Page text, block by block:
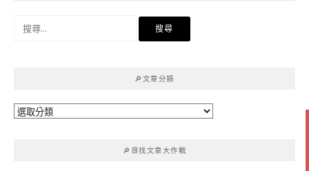
🔎文章分類
🔎
🔎尋找文章大作戰